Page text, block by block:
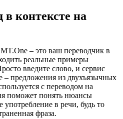
в контексте на
– это ваш переводчик в
реальные примеры
введите слово, и сервис
– предложения из двухъязычных
с переводом на
поможет понять нюансы
употребление в речи, будь то
фраза.